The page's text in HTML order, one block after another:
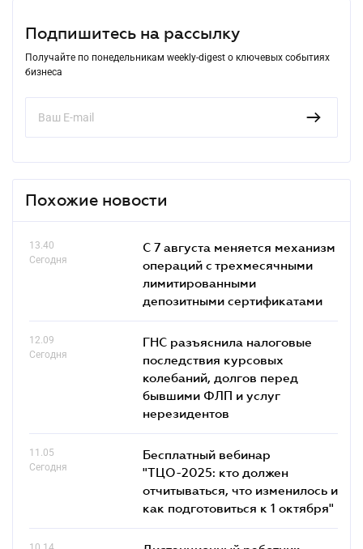
Подпишитесь на рассылку
Получайте по понедельникам weekly-digest о ключевых событиях
бизнеса
Похожие новости
13.40
Сегодня
С 7 августа меняется механизм
операций с трехмесячными
лимитированными
депозитными сертификатами
12.09
Сегодня
ГНС разъяснила налоговые
последствия курсовых
колебаний, долгов перед
бывшими ФЛП и услуг
нерезидентов
11.05
Сегодня
Бесплатный вебинар
"ТЦО-2025: кто должен
отчитываться, что изменилось и
как подготовиться к 1 октября"